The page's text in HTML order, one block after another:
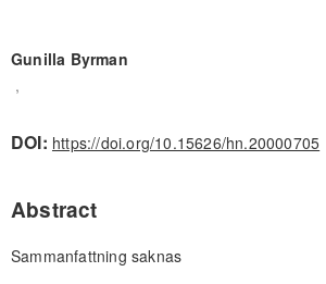
Gunilla Byrman
,
DOI: https://doi.org/10.15626/hn.20000705
Abstract
Sammanfattning saknas